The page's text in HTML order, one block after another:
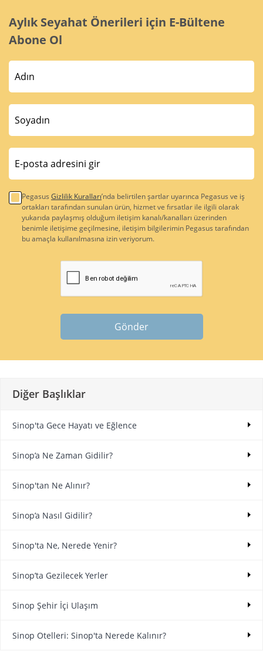
Aylık Seyahat Önerileri için E-Bültene
Abone Ol
Pegasus Gizlilik Kuralları’nda belirtilen şartlar uyarınca Pegasus ve iş
ortakları tarafından sunulan ürün, hizmet ve fırsatlar ile ilgili olarak
yukarıda paylaşmış olduğum iletişim kanalı/kanalları üzerinden
benimle iletişime geçilmesine, iletişim bilgilerimin Pegasus tarafından
bu amaçla kullanılmasına izin veriyorum.
Gönder
Diğer Başlıklar
Sinop'ta Gece Hayatı ve Eğlence
Sinop’a Ne Zaman Gidilir?
Sinop'tan Ne Alınır?
Sinop’a Nasıl Gidilir?
Sinop'ta Ne, Nerede Yenir?
Sinop’ta Gezilecek Yerler
Sinop Şehir İçi Ulaşım
Sinop Otelleri: Sinop'ta Nerede Kalınır?